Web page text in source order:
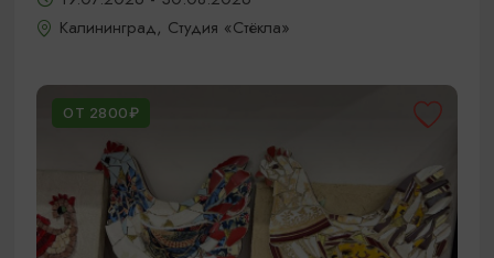
Калининград, Студия «Стёкла»
ОТ 2800₽